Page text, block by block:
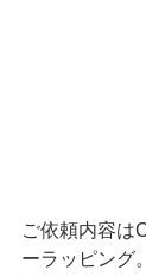
ご依頼内容は
ーラッピング。